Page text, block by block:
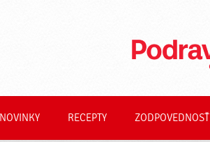
NOVINKY RECEPTY ZODPOVEDNOSŤ